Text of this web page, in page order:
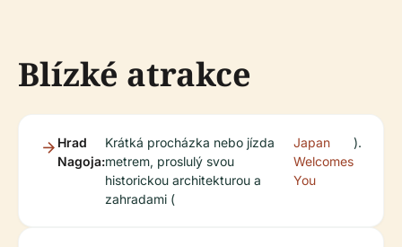
Blízké atrakce
Hrad
Nagoja:
Krátká procházka nebo jízda
metrem, proslulý svou
historickou architekturou a
zahradami (
Japan
Welcomes
You
).